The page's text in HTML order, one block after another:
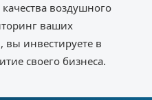
воздушного
ваших
инвестируете в
своего бизнеса.